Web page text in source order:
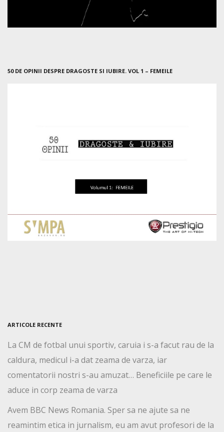
50 DE OPINII DESPRE DRAGOSTE SI IUBIRE. VOL 1 – FEMEILE
ARTICOLE RECENTE
La CM de fotbal unui sportiv, caruia i s-a facut rau de la
caldura, medicul i-a dat zeama de varza, iar
comentatorii nostri s-au amuzat… Beneficiile pe care le
aduce in corp zeama de varza
Avem BBC News Romania. Sper sa ne ajute sa ne
reamintim etica in jurnalism, eu am avut profesori de la